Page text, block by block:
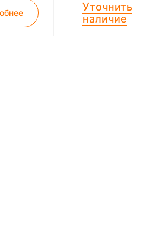
Уточнить
наличие